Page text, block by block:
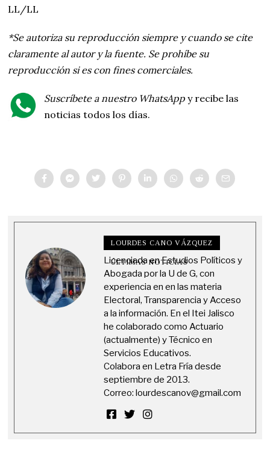
LL/LL
*Se autoriza su reproducción siempre y cuando se cite
claramente al autor y la fuente. Se prohíbe su
reproducción si es con fines comerciales.
Suscríbete a nuestro WhatsApp y recibe las
noticias todos los días.
LOURDES CANO VÁZQUEZ
ÚLTIMAS NOTICIAS
Licenciada en Estudios Políticos y
Abogada por la U de G, con
experiencia en en las materia
Electoral, Transparencia y Acceso
a la información. En el Itei Jalisco
he colaborado como Actuario
(actualmente) y Técnico en
Servicios Educativos.
Colabora en Letra Fría desde
septiembre de 2013.
Correo:lourdescanov@gmail.com